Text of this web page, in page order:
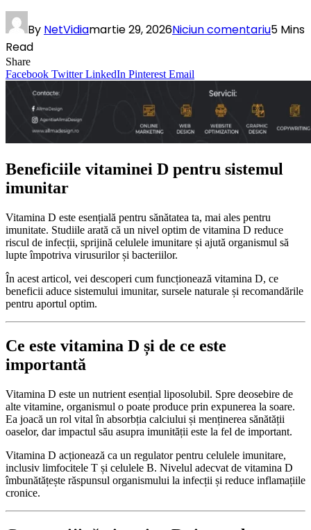
By NetVidiamartie 29, 2026Niciun comentariu5 Mins
Read
Share
Facebook Twitter LinkedIn Pinterest Email
Beneficiile vitaminei D pentru sistemul
imunitar
Vitamina D este esențială pentru sănătatea ta, mai ales pentru
imunitate. Studiile arată că un nivel optim de vitamina D reduce
riscul de infecții, sprijină celulele imunitare și ajută organismul să
lupte împotriva virusurilor și bacteriilor.
În acest articol, vei descoperi cum funcționează vitamina D, ce
beneficii aduce sistemului imunitar, sursele naturale și recomandările
pentru aportul optim.
Ce este vitamina D și de ce este
importantă
Vitamina D este un nutrient esențial liposolubil. Spre deosebire de
alte vitamine, organismul o poate produce prin expunerea la soare.
Ea joacă un rol vital în absorbția calciului și menținerea sănătății
oaselor, dar impactul său asupra imunității este la fel de important.
Vitamina D acționează ca un regulator pentru celulele imunitare,
inclusiv limfocitele T și celulele B. Nivelul adecvat de vitamina D
îmbunătățește răspunsul organismului la infecții și reduce inflamațiile
cronice.